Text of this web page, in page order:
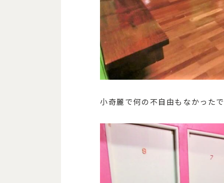
小奇麗で何の不自由もなかった